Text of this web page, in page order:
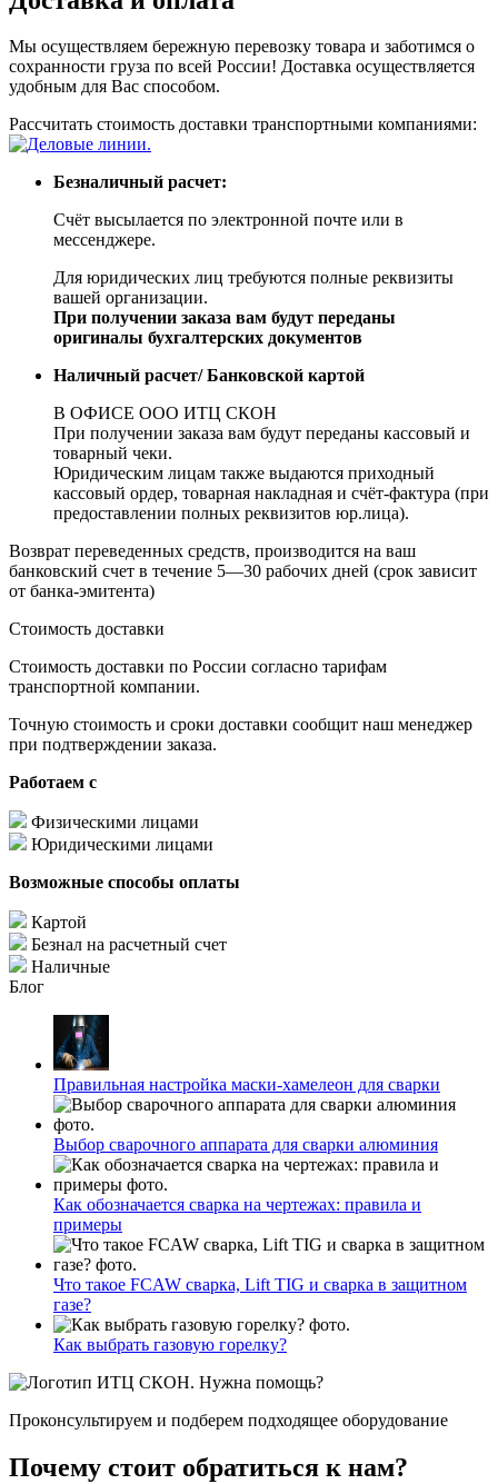
Мы осуществляем бережную перевозку товара и заботимся о
сохранности груза по всей России! Доставка осуществляется
удобным для Вас способом.
Рассчитать стоимость доставки транспортными компаниями:
Безналичный расчет:
Счёт высылается по электронной почте или в
мессенджере.
Для юридических лиц требуются полные реквизиты
вашей организации.
При получении заказа вам будут переданы
оригиналы бухгалтерских документов
Наличный расчет/ Банковской картой
В ОФИСЕ ООО ИТЦ СКОН
При получении заказа вам будут переданы кассовый и
товарный чеки.
Юридическим лицам также выдаются приходный
кассовый ордер, товарная накладная и счёт-фактура (при
предоставлении полных реквизитов юр.лица).
Возврат переведенных средств, производится на ваш
банковский счет в течение 5—30 рабочих дней (срок зависит
от банка-эмитента)
Стоимость доставки
Стоимость доставки по России согласно тарифам
транспортной компании.
Точную стоимость и сроки доставки сообщит наш менеджер
при подтверждении заказа.
Работаем с
Физическими лицами
Юридическими лицами
Возможные способы оплаты
Картой
Безнал на расчетный счет
Наличные
Блог
Правильная настройка маски-хамелеон для сварки
Выбор сварочного аппарата для сварки алюминия
Как обозначается сварка на чертежах: правила и
примеры
Что такое FCAW сварка, Lift TIG и сварка в защитном
газе?
Как выбрать газовую горелку?
Нужна помощь?
Проконсультируем и подберем подходящее оборудование
Почему стоит обратиться к нам?